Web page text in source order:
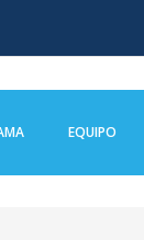
EQUIPO